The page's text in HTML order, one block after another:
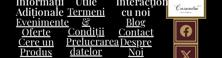
cu noi
Blog
Contact
Despre
Noi
Termeni
&
Condiții
Prelucrarea
datelor
Adiționale
Evenimente
Oferte
Cere un
Produs